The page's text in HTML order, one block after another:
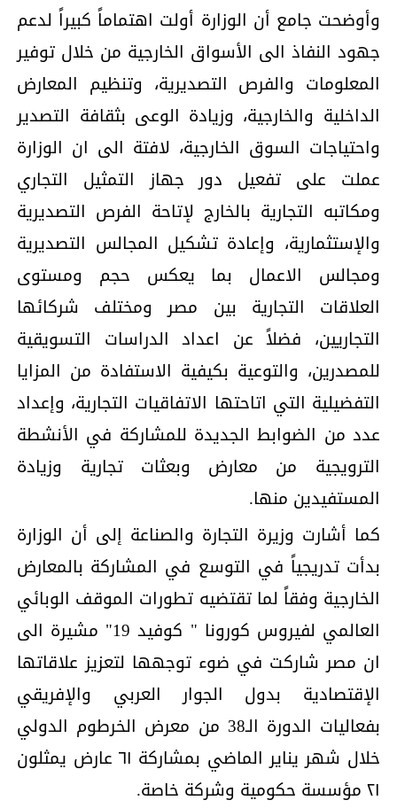
وأوضحت جامع أن الوزارة أولت اهتماماً كبيراً لدعم
جهود النفاذ الى الأسواق الخارجية من خلال توفير
المعلومات والفرص التصديرية، وتنظيم المعارض
الداخلية والخارجية، وزيادة الوعى بثقافة التصدير
واحتياجات السوق الخارجية، لافتة الى ان الوزارة
عملت على تفعيل دور جهاز التمثيل التجاري
ومكاتبه التجارية بالخارج لإتاحة الفرص التصديرية
والإستثمارية، وإعادة تشكيل المجالس التصديرية
ومجالس الاعمال بما يعكس حجم ومستوى
العلاقات التجارية بين مصر ومختلف شركائها
التجاريين، فضلاً عن اعداد الدراسات التسويقية
للمصدرين، والتوعية بكيفية الاستفادة من المزايا
التفضيلية التي اتاحتها الاتفاقيات التجارية، وإعداد
عدد من الضوابط الجديدة للمشاركة في الأنشطة
الترويجية من معارض وبعثات تجارية وزيادة
المستفيدين منها.
كما أشارت وزيرة التجارة والصناعة إلى أن الوزارة
بدأت تدريجياً في التوسع في المشاركة بالمعارض
الخارجية وفقاً لما تقتضيه تطورات الموقف الوبائي
العالمي لفيروس كورونا " كوفيد 19" مشيرة الى
ان مصر شاركت في ضوء توجهها لتعزيز علاقاتها
الإقتصادية بدول الجوار العربي والإفريقي
بفعاليات الدورة الـ38 من معرض الخرطوم الدولي
خلال شهر يناير الماضي بمشاركة ٦١ عارض يمثلون
٢١ مؤسسة حكومية وشركة خاصة.